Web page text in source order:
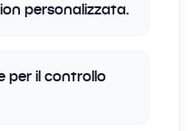
personalizzata.
per il controllo